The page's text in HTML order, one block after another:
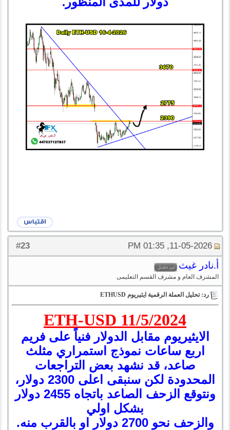
#
23 11-05-2026, 01:35 PM
أ.نادر غيث
المشرف العام و مشرف القسم التعليمى
رد: تحليل العملة الرقمية ايثيريوم ETHUSD
ETH-USD 11/5/2024
الايثيريوم مقابل الدولار فنياً على فريم
اربع ساعات نموذج استمراري مثلث
صاعد، قد نشهد بعض التراجعات
المحدودة لكن سنبقى اعلى 2300 دولار،
ونتوقع الزحف الصاعد باتجاه 2455 دولار
بشكل اولي
والزحف نحو 2700 دولار او بالقرب منه.